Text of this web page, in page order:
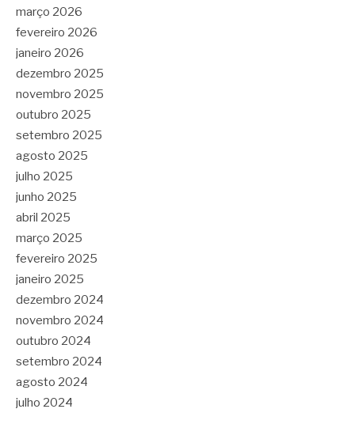
março 2026
fevereiro 2026
janeiro 2026
dezembro 2025
novembro 2025
outubro 2025
setembro 2025
agosto 2025
julho 2025
junho 2025
abril 2025
março 2025
fevereiro 2025
janeiro 2025
dezembro 2024
novembro 2024
outubro 2024
setembro 2024
agosto 2024
julho 2024